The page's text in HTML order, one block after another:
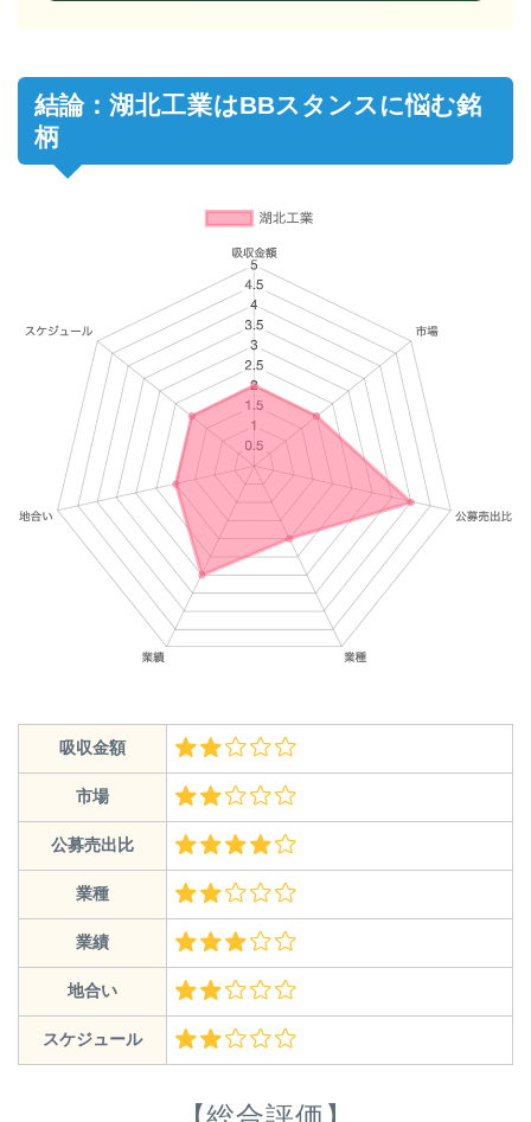
結論： 湖北工業はBBスタンスに悩む銘
柄
吸収金額
市場
公募売出比
業種
業績
地合い
スケジュール